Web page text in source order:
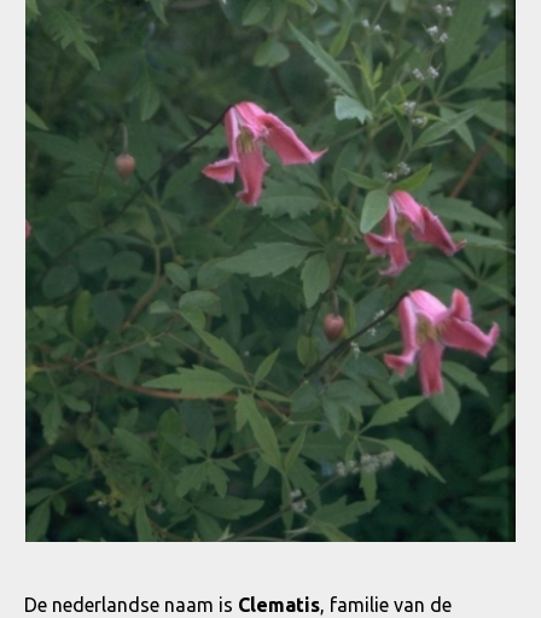
De nederlandse naam is Clematis, familie van de